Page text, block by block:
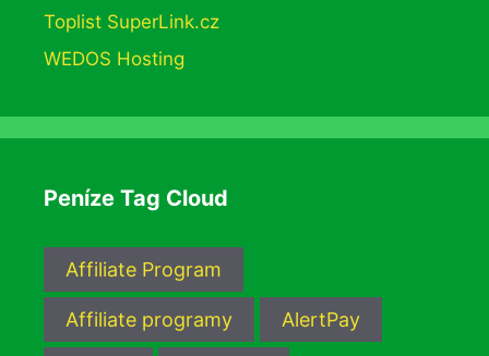
Toplist SuperLink.cz
WEDOS Hosting
Peníze Tag Cloud
Affiliate Program
Affiliate programy AlertPay